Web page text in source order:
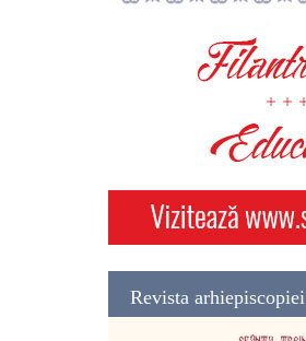
Revista arhiepiscopiei